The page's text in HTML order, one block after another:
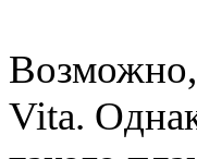
Возможно,
Vita.